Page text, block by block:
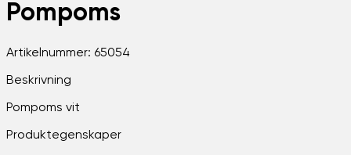
Pompoms
Artikelnummer: 65054
Beskrivning
Pompoms vit
Produktegenskaper